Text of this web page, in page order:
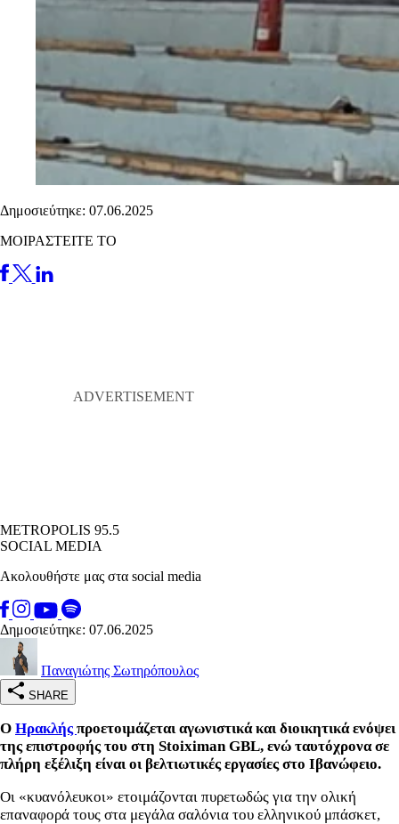
Δημοσιεύτηκε: 07.06.2025
ΜΟΙΡΑΣΤΕΙΤΕ ΤΟ
METROPOLIS 95.5
SOCIAL MEDIA
Ακολουθήστε μας στα social media
Δημοσιεύτηκε: 07.06.2025
Παναγιώτης Σωτηρόπουλος
SHARE
Ο Ηρακλήςπροετοιμάζεται αγωνιστικά και διοικητικά ενόψει
της επιστροφής του στη Stoiximan GBL, ενώ ταυτόχρονα σε
πλήρη εξέλιξη είναι οι βελτιωτικές εργασίες στο Ιβανώφειο.
Οι «κυανόλευκοι» ετοιμάζονται πυρετωδώς για την ολική
επαναφορά τους στα μεγάλα σαλόνια του ελληνικού μπάσκετ,